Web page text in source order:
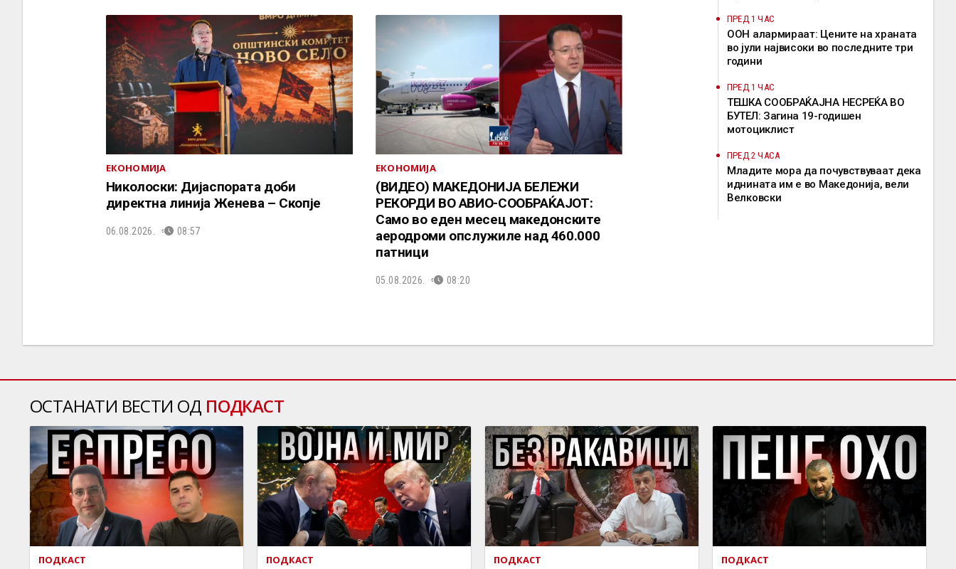
ЕКОНОМИЈА
Николоски: Дијаспората доби
директна линија Женева – Скопје
06.08.2026. 08:57
ЕКОНОМИЈА
(ВИДЕО) МАКЕДОНИЈА БЕЛЕЖИ
РЕКОРДИ ВО АВИО-СООБРАЌАЈОТ:
Само во еден месец македонските
аеродроми опслужиле над 460.000
патници
05.08.2026. 08:20
ПРЕД 1 ЧАС
ООН алармираат: Цените на храната
во јули највисоки во последните три
години
ПРЕД 1 ЧАС
ТЕШКА СООБРАЌАЈНА НЕСРЕЌА ВО
БУТЕЛ: Загина 19-годишен
мотоциклист
ПРЕД 2 ЧАСА
Младите мора да почувствуваат дека
иднината им е во Македонија, вели
Велковски
ОСТАНАТИ ВЕСТИ ОД ПОДКАСТ
ПОДКАСТ ПОДКАСТ ПОДКАСТ ПОДКАСТ